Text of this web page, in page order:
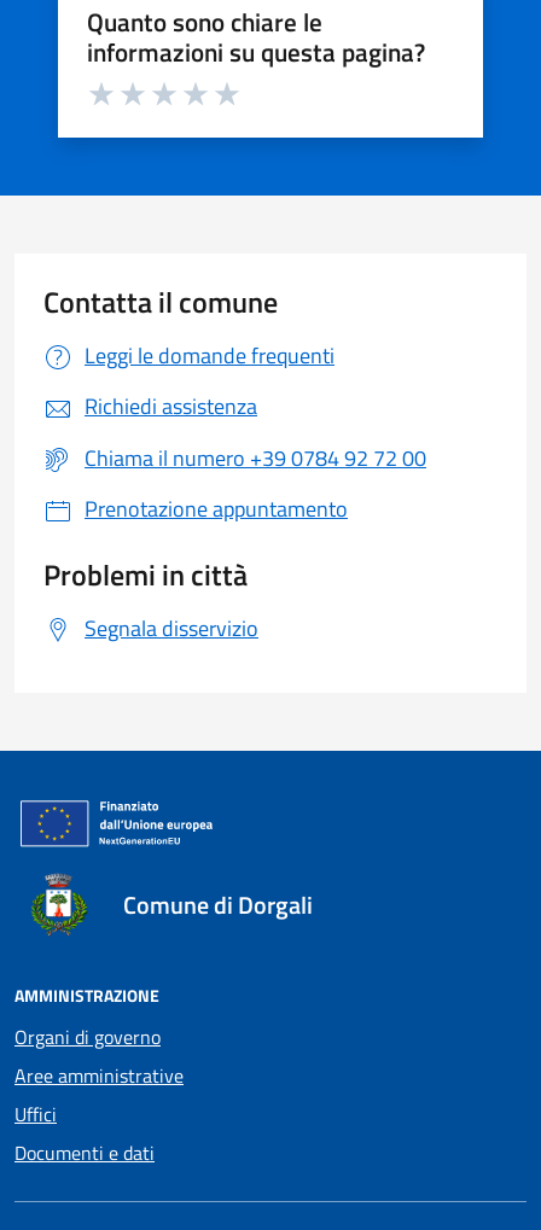
Quanto sono chiare le
informazioni su questa pagina?
Valuta da 1 a 5 stelle la pagina
Contatta il comune
Leggi le domande frequenti
Richiedi assistenza
Chiama il numero +39 0784 92 72 00
Prenotazione appuntamento
Problemi in città
Segnala disservizio
Comune di Dorgali
AMMINISTRAZIONE
Organi di governo
Aree amministrative
Uffici
Documenti e dati